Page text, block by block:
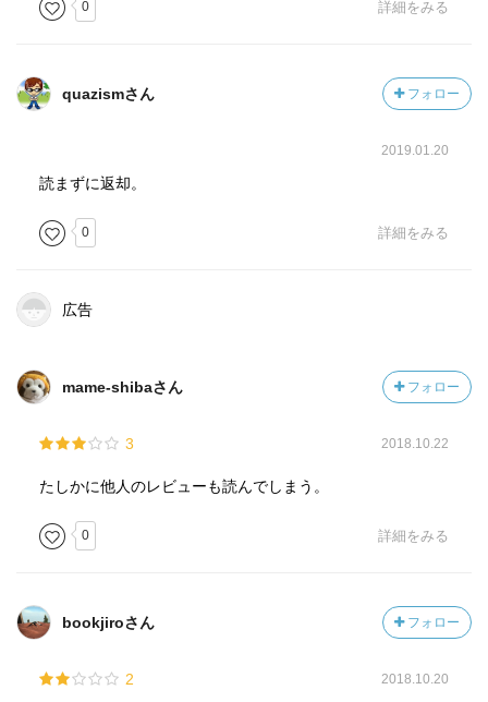
0 詳細をみる
quazismさん フォロー
2019.01.20
読まずに返却。
0 詳細をみる
広告
mame-shibaさん フォロー
3 2018.10.22
たしかに他人のレビューも読んでしまう。
0 詳細をみる
bookjiroさん フォロー
2 2018.10.20